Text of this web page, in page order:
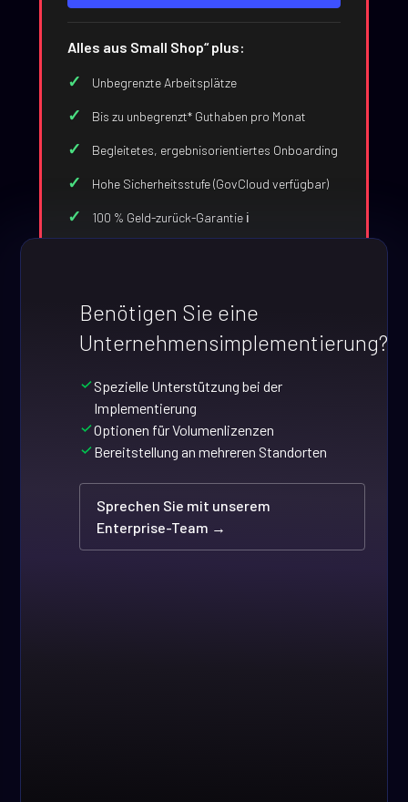
Alles aus Small Shop“ plus:
Unbegrenzte Arbeitsplätze
Bis zu unbegrenzt* Guthaben pro Monat
Begleitetes, ergebnisorientiertes Onboarding
Hohe Sicherheitsstufe (GovCloud verfügbar)
100 % Geld-zurück-Garantie ℹ️
Benötigen Sie eine
Unternehmensimplementierung?
Spezielle Unterstützung bei der
Implementierung
Optionen für Volumenlizenzen
Bereitstellung an mehreren Standorten
Sprechen Sie mit unserem
Enterprise-Team →